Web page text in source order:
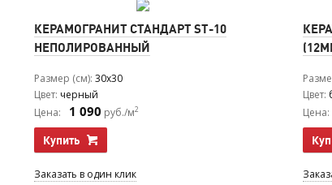
КЕРАМОГРАНИТ СТАНДАРТ ST-10
НЕПОЛИРОВАННЫЙ
Размер (см) 30x30
Цвет черный
Цена:
1 090 руб./м2
Купить
Заказать в один клик
Цвет
Цена: